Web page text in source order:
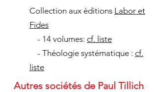
Collection aux éditions Labor et
Fides
- 14 volumes: cf. liste
- Théologie systématique : cf.
liste
Autres sociétés de Paul Tillich